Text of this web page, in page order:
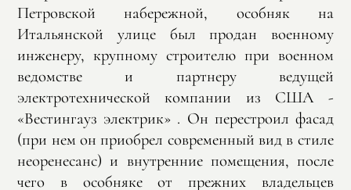
Петровской набережной, особняк на
Итальянской улице был продан военному
инженеру, крупному строителю при военном
ведомстве и партнеру ведущей
электротехнической компании из США -
«Вестингауз электрик» . Он перестроил фасад
(при нем он приобрел современный вид в стиле
неоренесанс) и внутренние помещения, после
чего в особняке от прежних владельцев